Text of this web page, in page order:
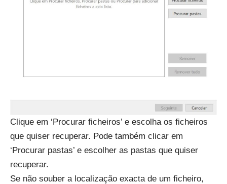
Clique em ‘Procurar ficheiros’ e escolha os ficheiros
que quiser recuperar. Pode também clicar em
‘Procurar pastas’ e escolher as pastas que quiser
recuperar.
Se não souber a localização exacta de um ficheiro,